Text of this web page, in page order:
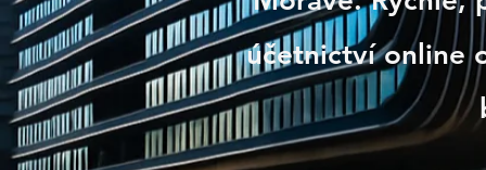
účetnictví online